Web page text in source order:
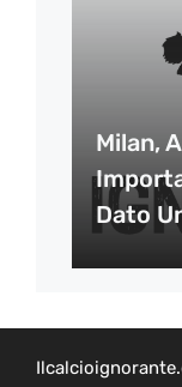
Milan,
Dato